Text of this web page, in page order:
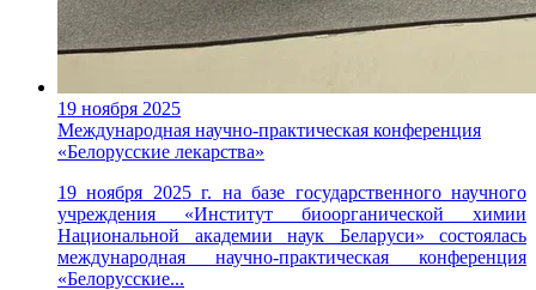
19 ноября 2025
Международная научно-практическая конференция
«Белорусские лекарства»
19 ноября 2025 г. на базе государственного научного
учреждения «Институт биоорганической химии
Национальной академии наук Беларуси» состоялась
международная научно-практическая конференция
«Белорусские...